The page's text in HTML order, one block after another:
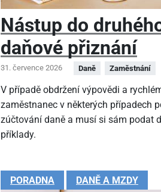
Nástup do
daňové přiznání
31. července 2026 Daně Zaměstnání
V případě obdržení výpovědi a
zaměstnanec v některých případech
zúčtování daně a musí si sám podat
příklady.
PORADNA DANĚ A MZDY